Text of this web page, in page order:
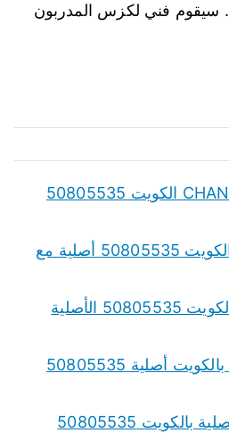
سيقوم فني لكزس المدربون
قطع غيار شانجان CHANGAN الكويت 50805535
قطع غيار دومي Domi الكويت 50805535 أصلية مع
قطع غيار جيلي Geely الكويت 50805535 الأصلية
قطع غيار جيتور Jetour بالكويت أصلية 50805535
قطع غيار بايك BAIC الأصلية بالكويت 50805535